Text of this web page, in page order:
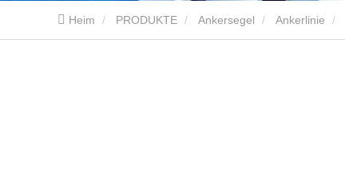
Heim PRODUKTE Ankersegel Ankerlinie